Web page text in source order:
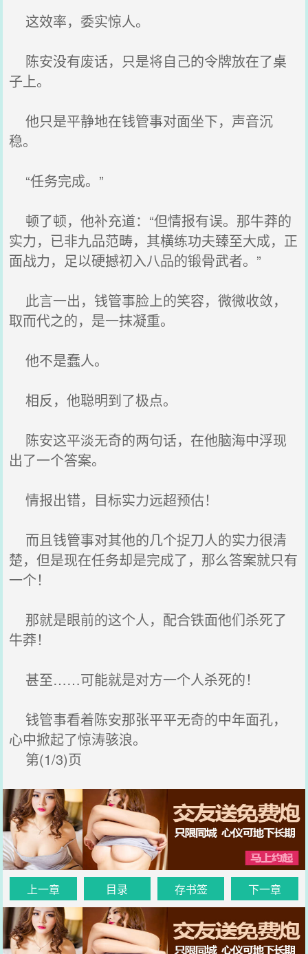
这效率，委实惊人。
陈安没有废话，只是将自己的令牌放在了桌
子上。
他只是平静地在钱管事对面坐下，声音沉
稳。
“任务完成。”
顿了顿，他补充道：“但情报有误。那牛莽的
实力，已非九品范畴，其横练功夫臻至大成，正
面战力，足以硬撼初入八品的锻骨武者。”
此言一出，钱管事脸上的笑容，微微收敛，
取而代之的，是一抹凝重。
他不是蠢人。
相反，他聪明到了极点。
陈安这平淡无奇的两句话，在他脑海中浮现
出了一个答案。
情报出错，目标实力远超预估！
而且钱管事对其他的几个捉刀人的实力很清
楚，但是现在任务却是完成了，那么答案就只有
一个！
那就是眼前的这个人，配合铁面他们杀死了
牛莽！
甚至……可能就是对方一个人杀死的！
钱管事看着陈安那张平平无奇的中年面孔，
心中掀起了惊涛骇浪。
第(1/3)页
上一章 目录 存书签 下一章